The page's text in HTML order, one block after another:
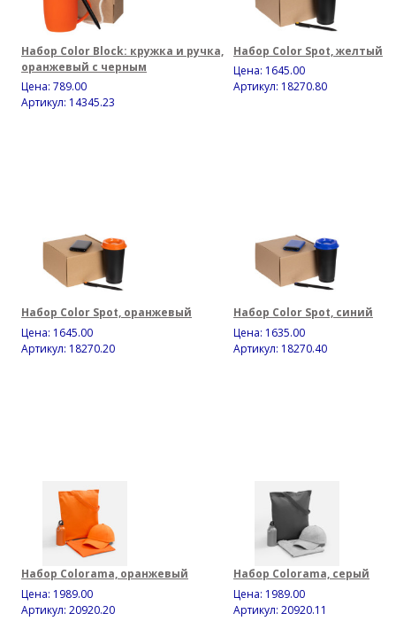
Набор Color Block: кружка и ручка,
оранжевый с черным
Цена: 789.00
Артикул: 14345.23
Набор Color Spot, желтый
Цена: 1645.00
Артикул: 18270.80
Набор Color Spot, оранжевый
Цена: 1645.00
Артикул: 18270.20
Набор Color Spot, синий
Цена: 1635.00
Артикул: 18270.40
Набор Colorama, оранжевый
Цена: 1989.00
Артикул: 20920.20
Набор Colorama, серый
Цена: 1989.00
Артикул: 20920.11